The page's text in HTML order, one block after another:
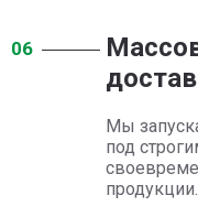
06
Мы
под
продукции.